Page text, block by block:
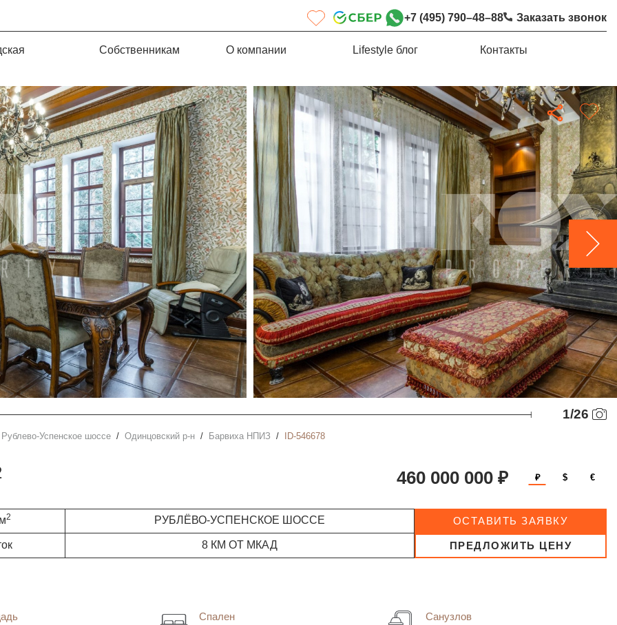
+7 (495) 790–48–88 Заказать звонок
Собственникам О компании Lifestyle блог Контакты
1/26
Рублево-Успенское шоссе Одинцовский р-н Барвиха НПИЗ ID-546678
460 000 000 ₽ ₽ $ €
2 РУБЛЁВО-УСПЕНСКОЕ ШОССЕ
8 КМ ОТ МКАД
ОСТАВИТЬ ЗАЯВКУ
ПРЕДЛОЖИТЬ ЦЕНУ
Спален Санузлов